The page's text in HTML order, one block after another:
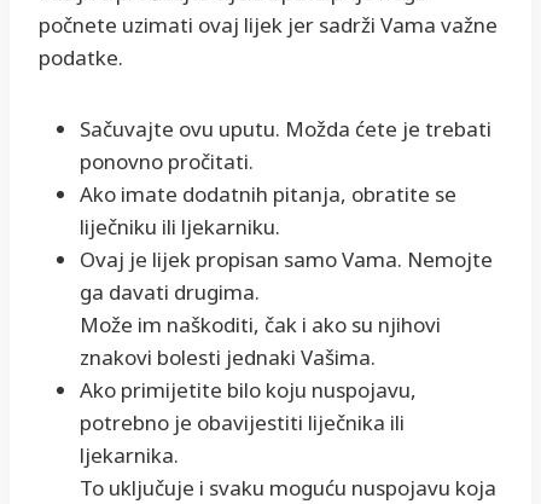
počnete uzimati ovaj lijek jer sadrži Vama važne
podatke.
Sačuvajte ovu uputu. Možda ćete je trebati
ponovno pročitati.
Ako imate dodatnih pitanja, obratite se
liječniku ili ljekarniku.
Ovaj je lijek propisan samo Vama. Nemojte
ga davati drugima.
Može im naškoditi, čak i ako su njihovi
znakovi bolesti jednaki Vašima.
Ako primijetite bilo koju nuspojavu,
potrebno je obavijestiti liječnika ili
ljekarnika.
To uključuje i svaku moguću nuspojavu koja